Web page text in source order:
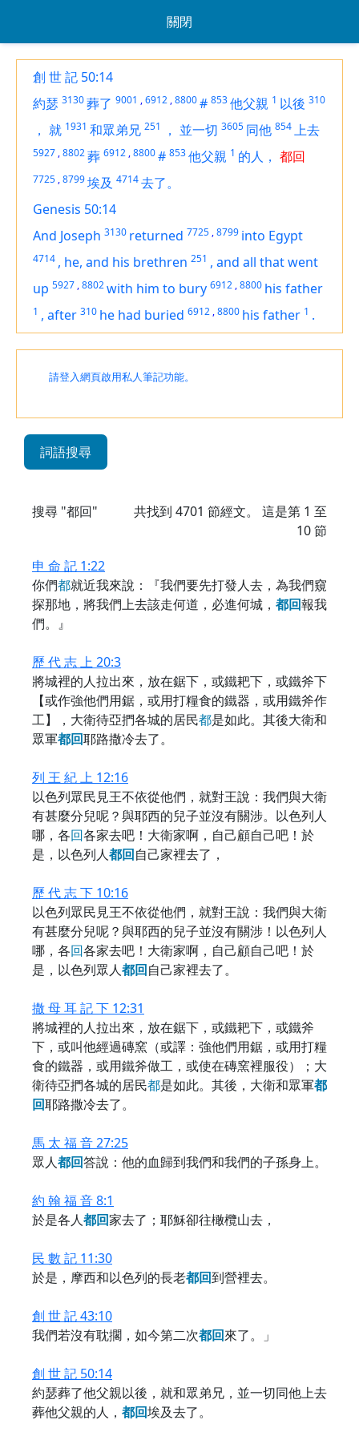
關閉
創 世 記 50:14
約瑟 3130葬了 9001 ,6912 ,8800# 853他父親 1 以後 310
， 就 1931 和眾弟兄 251 ， 並一切 3605 同他 854上去
5927 ,8802葬 6912 ,8800# 853他父親 1 的人， 都回
7725 ,8799埃及 4714去了。
Genesis 50:14
And Joseph 3130 returned 7725 ,8799 into Egypt
4714 , he, and his brethren 251 , and all that went
up 5927 ,8802with him to bury 6912 ,8800 his father
1 , after 310 he had buried 6912 ,8800 his father 1 .
請登入網頁啟用私人筆記功能。
詞語搜尋
搜尋 "都回" 共找到 4701 節經文。 這是第 1 至
10 節
申 命 記 1:22
你們都就近我來說：『我們要先打發人去，為我們窺
探那地，將我們上去該走何道，必進何城， 都回報我
們。』
歷 代 志 上 20:3
將城裡的人拉出來，放在鋸下，或鐵耙下，或鐵斧下
【或作強他們用鋸，或用打糧食的鐵器，或用鐵斧作
工】，大衛待亞捫各城的居民都是如此。其後大衛和
眾軍都回耶路撒冷去了。
列 王 紀 上 12:16
以色列眾民見王不依從他們，就對王說：我們與大衛
有甚麼分兒呢？與耶西的兒子並沒有關涉。以色列人
哪，各回各家去吧！大衛家啊，自己顧自己吧！於
是，以色列人都回自己家裡去了，
歷 代 志 下 10:16
以色列眾民見王不依從他們，就對王說：我們與大衛
有甚麼分兒呢？與耶西的兒子並沒有關涉！以色列人
哪，各回各家去吧！大衛家啊，自己顧自己吧！於
是，以色列眾人都回自己家裡去了。
撒 母 耳 記 下 12:31
將城裡的人拉出來，放在鋸下，或鐵耙下，或鐵斧
下，或叫他經過磚窯（或譯：強他們用鋸，或用打糧
食的鐵器，或用鐵斧做工，或使在磚窯裡服役）；大
衛待亞捫各城的居民都是如此。其後，大衛和眾軍都
回耶路撒冷去了。
馬 太 福 音 27:25
眾人都回答說：他的血歸到我們和我們的子孫身上。
約 翰 福 音 8:1
於是各人都回家去了；耶穌卻往橄欖山去，
民 數 記 11:30
於是，摩西和以色列的長老都回到營裡去。
創 世 記 43:10
我們若沒有耽擱，如今第二次都回來了。」
創 世 記 50:14
約瑟葬了他父親以後，就和眾弟兄，並一切同他上去
葬他父親的人， 都回埃及去了。